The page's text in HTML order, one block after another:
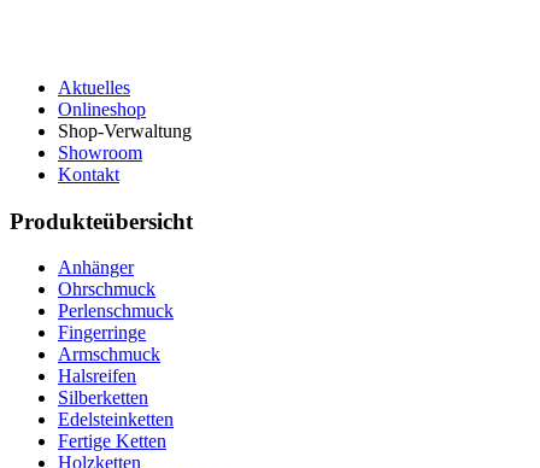
Aktuelles
Onlineshop
Shop-Verwaltung
Showroom
Kontakt
Produkteübersicht
Anhänger
Ohrschmuck
Perlenschmuck
Fingerringe
Armschmuck
Halsreifen
Silberketten
Edelsteinketten
Fertige Ketten
Holzketten